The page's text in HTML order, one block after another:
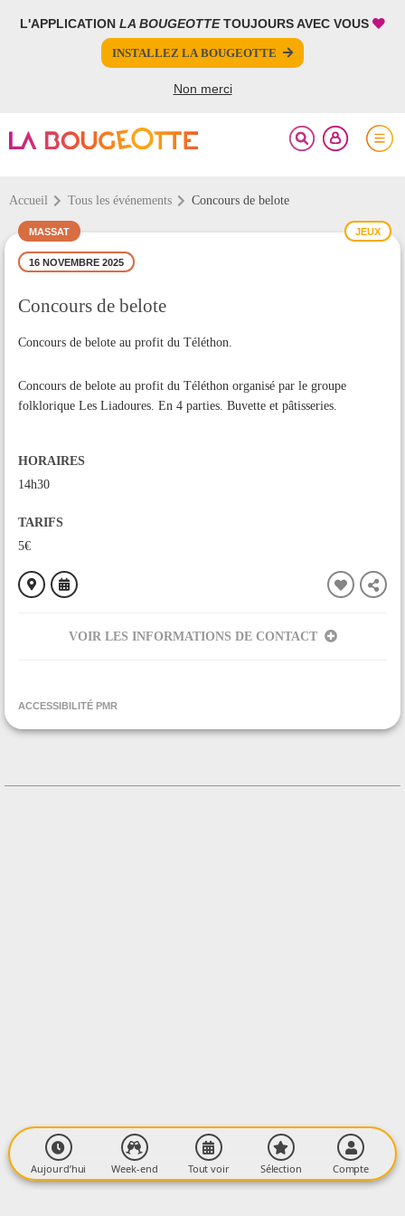
L'APPLICATION LA BOUGEOTTETOUJOURS AVEC VOUS
INSTALLEZ LA BOUGEOTTE
Non merci
Accueil Tous les événements Concours de belote
JEUX
MASSAT
16 NOVEMBRE 2025
Concours de belote
Concours de belote au profit du Téléthon.
Concours de belote au profit du Téléthon organisé par le groupe
folklorique Les Liadoures. En 4 parties. Buvette et pâtisseries.
HORAIRES
14h30
TARIFS
5€
VOIR LES INFORMATIONS DE CONTACT
ACCESSIBILITÉ PMR
FERMER
PARTAGER
Aujourd’hui Week-end Tout voir Sélection Compte
FERMER
Votre inscription à la newsletter a été effectuée.